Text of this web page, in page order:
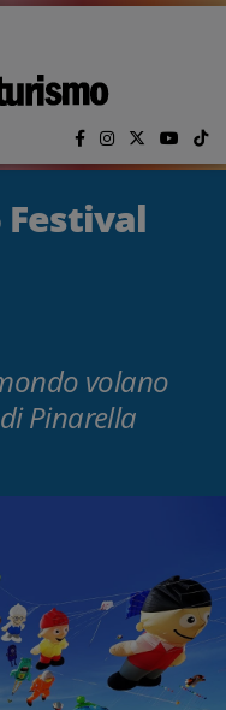
volano
Pinarella